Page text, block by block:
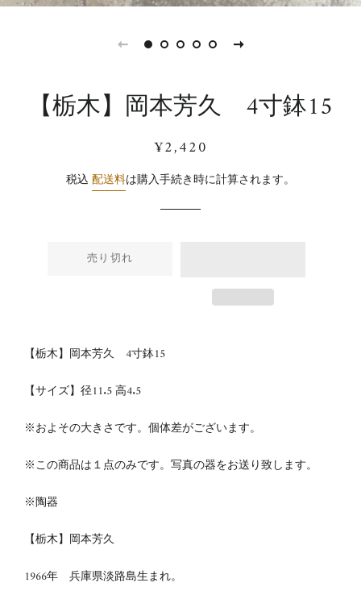
【栃木】岡本芳久 4寸鉢15
通
価
販
価
¥2,420
税込 配送料は購入手続き時に計算されます。
売り切れ
【栃木】岡本芳久 4寸鉢15
【サイズ】径11.5高4.5
※およその大きさです。個体差がございます。
※この商品は１点のみです。写真の器をお送り致します。
※陶器
【栃木】岡本芳久
1966年 兵庫県淡路島生まれ。